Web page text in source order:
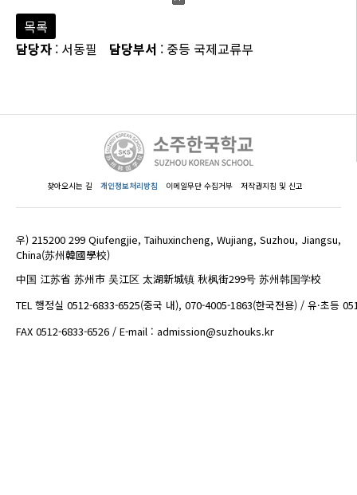
목록
담당자 : 서동필 담당부서 : 중등 국제교류부
찾아오시는 길 개인정보처리방침 이메일무단 수집거부 저작권지침 및 신고
우) 215200 299 Qiufengjie, Taihuxincheng, Wujiang, Suzhou, Jiangsu,
China(苏州韓國學校)
中国 江苏省 苏州市 吴江区 太湖新城镇 秋枫街299号 苏州韩国学校
TEL 행정실 0512-6833-6525(중국 내), 070-4005-1863(한국전용) / 유·초등
FAX 0512-6833-6526 / E-mail : admission@suzhouks.kr